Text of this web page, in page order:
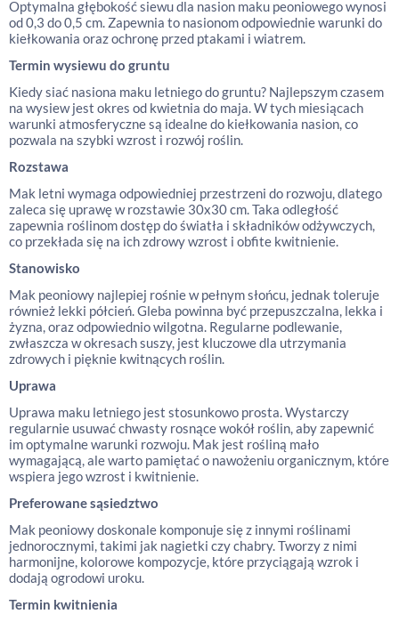
Optymalna głębokość siewu dla nasion maku peoniowego wynosi
od 0,3 do 0,5 cm. Zapewnia to nasionom odpowiednie warunki do
kiełkowania oraz ochronę przed ptakami i wiatrem.
Termin wysiewu do gruntu
Kiedy siać nasiona maku letniego do gruntu? Najlepszym czasem
na wysiew jest okres od kwietnia do maja. W tych miesiącach
warunki atmosferyczne są idealne do kiełkowania nasion, co
pozwala na szybki wzrost i rozwój roślin.
Rozstawa
Mak letni wymaga odpowiedniej przestrzeni do rozwoju, dlatego
zaleca się uprawę w rozstawie 30x30 cm. Taka odległość
zapewnia roślinom dostęp do światła i składników odżywczych,
co przekłada się na ich zdrowy wzrost i obfite kwitnienie.
Stanowisko
Mak peoniowy najlepiej rośnie w pełnym słońcu, jednak toleruje
również lekki półcień. Gleba powinna być przepuszczalna, lekka i
żyzna, oraz odpowiednio wilgotna. Regularne podlewanie,
zwłaszcza w okresach suszy, jest kluczowe dla utrzymania
zdrowych i pięknie kwitnących roślin.
Uprawa
Uprawa maku letniego jest stosunkowo prosta. Wystarczy
regularnie usuwać chwasty rosnące wokół roślin, aby zapewnić
im optymalne warunki rozwoju. Mak jest rośliną mało
wymagającą, ale warto pamiętać o nawożeniu organicznym, które
wspiera jego wzrost i kwitnienie.
Preferowane sąsiedztwo
Mak peoniowy doskonale komponuje się z innymi roślinami
jednorocznymi, takimi jak nagietki czy chabry. Tworzy z nimi
harmonijne, kolorowe kompozycje, które przyciągają wzrok i
dodają ogrodowi uroku.
Termin kwitnienia